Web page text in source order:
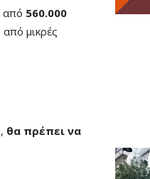
από 560.000
από μικρές
θα πρέπει να